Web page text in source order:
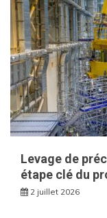
Levage de
étape clé du
2 juillet 2026